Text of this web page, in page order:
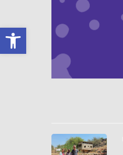
פתח